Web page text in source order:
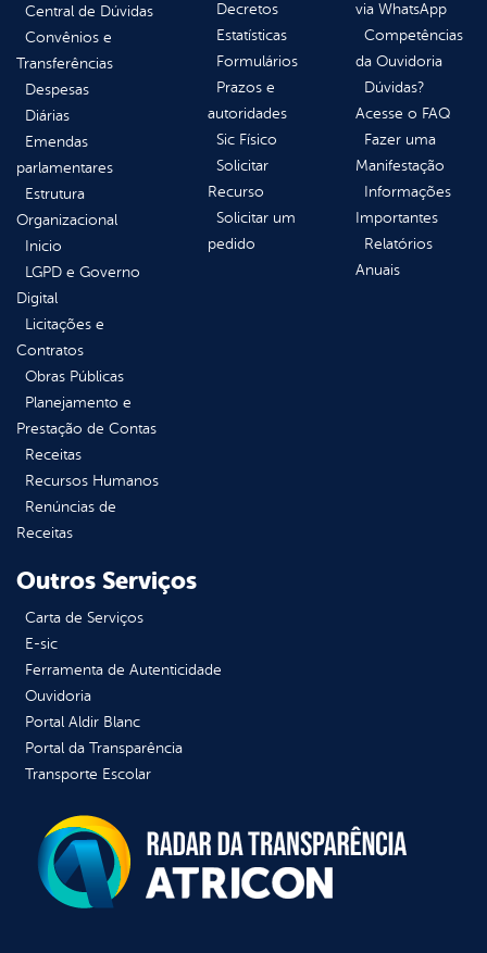
Central de Dúvidas
Convênios e
Transferências
Despesas
Diárias
Emendas
parlamentares
Estrutura
Organizacional
Inicio
LGPD e Governo
Digital
Licitações e
Contratos
Obras Públicas
Planejamento e
Prestação de Contas
Receitas
Recursos Humanos
Renúncias de
Receitas
Decretos
Estatísticas
Formulários
Prazos e
autoridades
Sic Físico
Solicitar
Recurso
Solicitar um
pedido
via WhatsApp
Competências
da Ouvidoria
Dúvidas?
Acesse o FAQ
Fazer uma
Manifestação
Informações
Importantes
Relatórios
Anuais
Outros Serviços
Carta de Serviços
E-sic
Ferramenta de Autenticidade
Ouvidoria
Portal Aldir Blanc
Portal da Transparência
Transporte Escolar